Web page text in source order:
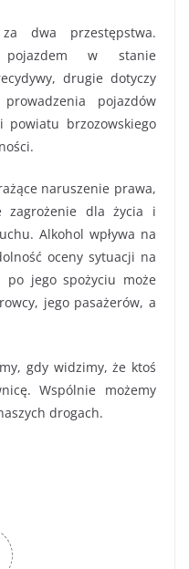
dwa przestępstwa.
w stanie
drugie dotyczy
pojazdów
powiatu brzozowskiego
naruszenie prawa,
zagrożenie dla życia i
Alkohol wpływa na
oceny sytuacji na
po jego spożyciu może
jego pasażerów, a
gdy widzimy, że ktoś
Wspólnie możemy
drogach.